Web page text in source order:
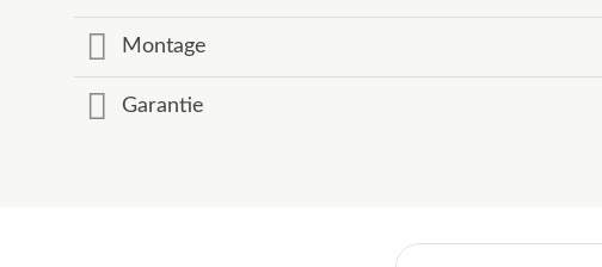
Montage
Garantie